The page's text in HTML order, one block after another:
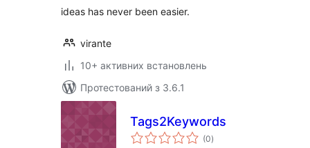
ideas has never been easier.
virante
10+ активних встановлень
Протестований з 3.6.1
Tags2Keywords
(0загальний
рейтинг
)